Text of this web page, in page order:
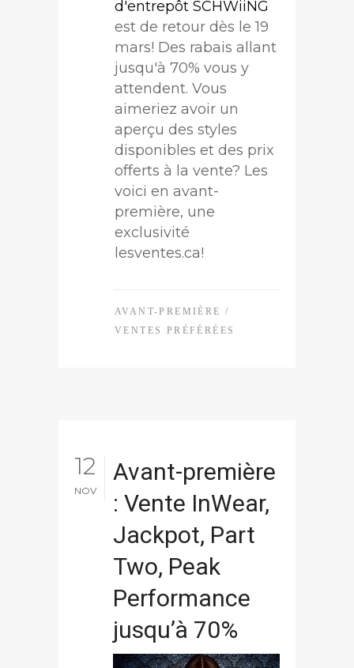
d'entrepôt SCHWiiNG
est de retour dès le 19
mars! Des rabais allant
jusqu'à 70% vous y
attendent. Vous
aimeriez avoir un
aperçu des styles
disponibles et des prix
offerts à la vente? Les
voici en avant-
première, une
exclusivité
lesventes.ca!
AVANT-PREMIÈRE /
VENTES PRÉFÉRÉES
12
NOV
Avant-première
: Vente InWear,
Jackpot, Part
Two, Peak
Performance
jusqu’à 70%